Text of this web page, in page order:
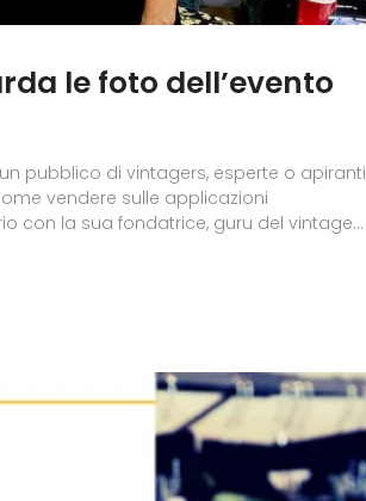
le foto dell’evento
pubblico di vintagers, esperte o apiranti
vendere sulle applicazioni
con la sua fondatrice, guru del vintage...